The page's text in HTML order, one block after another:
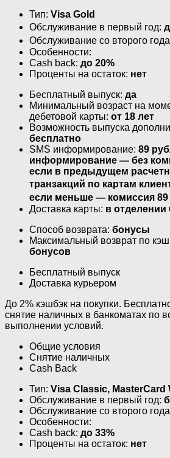
Тип: Visa Gold
Обслуживание в первый год:
Обслуживание со второго
Особенности:
Cash back: до 20%
Проценты на остаток: нет
Бесплатный выпуск: да
Минимальный возраст на
дебетовой карты: от 18 лет
Возможность выпуска
бесплатно
SMS информирование: 89
информирование — без
если в предыдущем
транзакций по картам
если меньше — комиссия 89
Доставка карты: в отделении
Способ возврата: бонусы
Максимальный возврат по
бонусов
Бесплатный выпуск
Доставка курьером
До 2% кэшбэк на покупки.
снятие наличных в банкоматах по
выполнении условий.
Общие условия
Снятие наличных
Cash Back
Тип: Visa Classic, MasterСard
Обслуживание в первый год:
Обслуживание со второго
Особенности:
Cash back: до 33%
Проценты на остаток: нет